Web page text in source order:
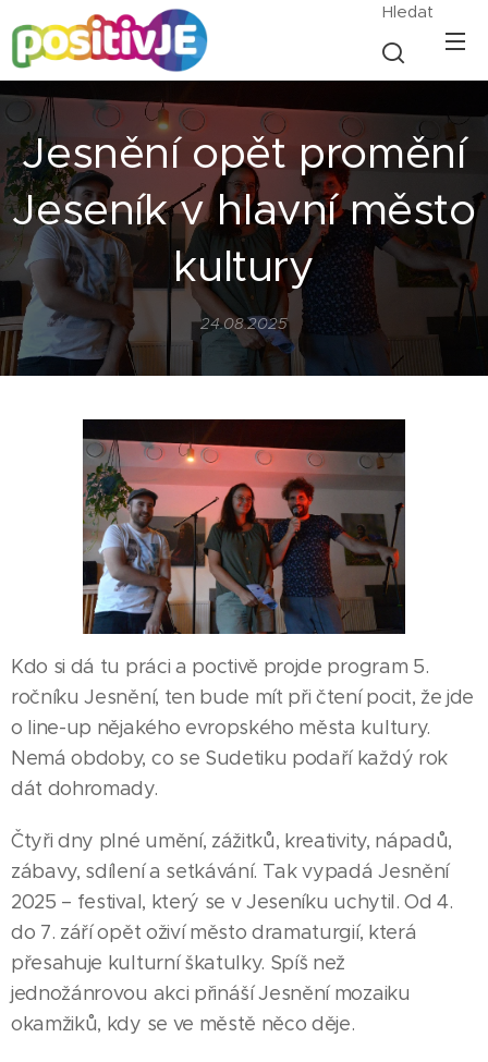
Hledat
Jesnění opět promění
Jeseník v hlavní město
kultury
24.08.2025
Kdo si dá tu práci a poctivě projde program 5.
ročníku Jesnění, ten bude mít při čtení pocit, že jde
o line-up nějakého evropského města kultury.
Nemá obdoby, co se Sudetiku podaří každý rok
dát dohromady.
Čtyři dny plné umění, zážitků, kreativity, nápadů,
zábavy, sdílení a setkávání. Tak vypadá Jesnění
2025 – festival, který se v Jeseníku uchytil. Od 4.
do 7. září opět oživí město dramaturgií, která
přesahuje kulturní škatulky. Spíš než
jednožánrovou akci přináší Jesnění mozaiku
okamžiků, kdy se ve městě něco děje.